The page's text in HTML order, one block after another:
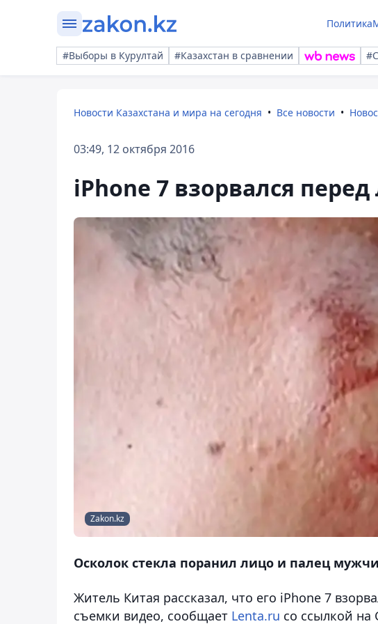
Политика
#Выборы в Курултай #Казахстан в сравнении
Новости Казахстана и мира на сегодня Все новости
03:49, 12 октября 2016
iPhone 7 взорвался
Zakon.kz
Осколок стекла поранил лицо и палец
Житель Китая рассказал, что его iPhone 7
съемки видео, сообщает Lenta.ru со ссылкой на